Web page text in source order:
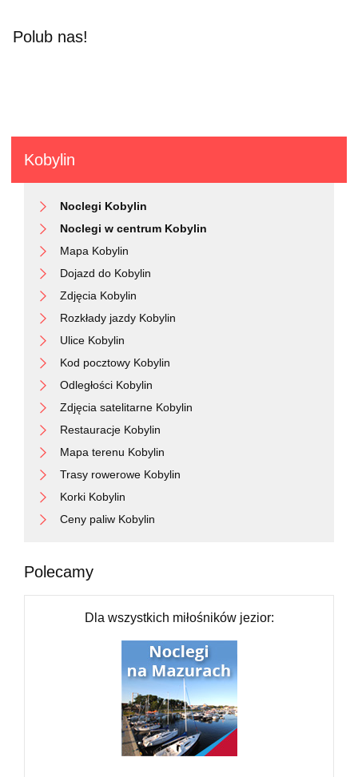
Polub nas!
Kobylin
Noclegi Kobylin
Noclegi w centrum Kobylin
Mapa Kobylin
Dojazd do Kobylin
Zdjęcia Kobylin
Rozkłady jazdy Kobylin
Ulice Kobylin
Kod pocztowy Kobylin
Odległości Kobylin
Zdjęcia satelitarne Kobylin
Restauracje Kobylin
Mapa terenu Kobylin
Trasy rowerowe Kobylin
Korki Kobylin
Ceny paliw Kobylin
Polecamy
Dla wszystkich miłośników jezior: